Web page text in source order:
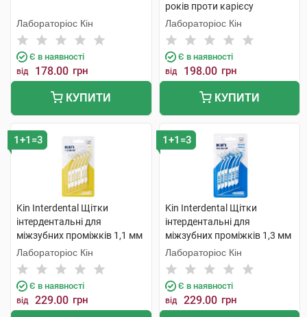
Лабораторіос Кін
Є в наявності
від 178.00 грн
КУПИТИ
років проти карієсу
полуниця 75 мл 1 туба
Лабораторіос Кін
Є в наявності
від 198.00 грн
КУПИТИ
1+1=3
Kin Interdental Щітки
інтердентальні для
міжзубних проміжків 1,1 мм
6 шт
Лабораторіос Кін
Є в наявності
від 229.00 грн
1+1=3
Kin Interdental Щітки
інтердентальні для
міжзубних проміжків 1,3 мм
6 шт
Лабораторіос Кін
Є в наявності
від 229.00 грн